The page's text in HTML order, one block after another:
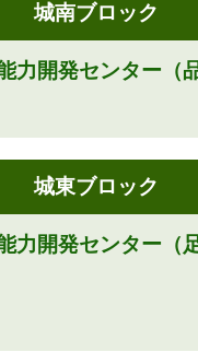
城南ブロック
力開発センター（品
城東ブロック
力開発センター（足